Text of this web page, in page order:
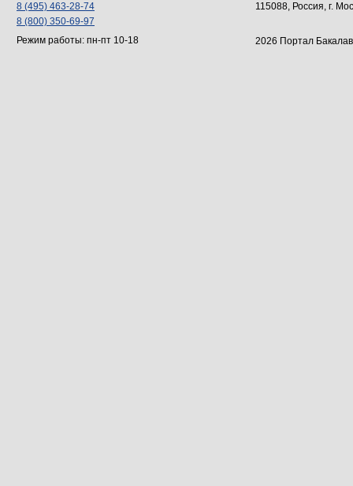
8 (495) 463-28-74
8 (800) 350-69-97
Режим работы: пн-пт 10-18
115088, Россия, г.
2026 Портал